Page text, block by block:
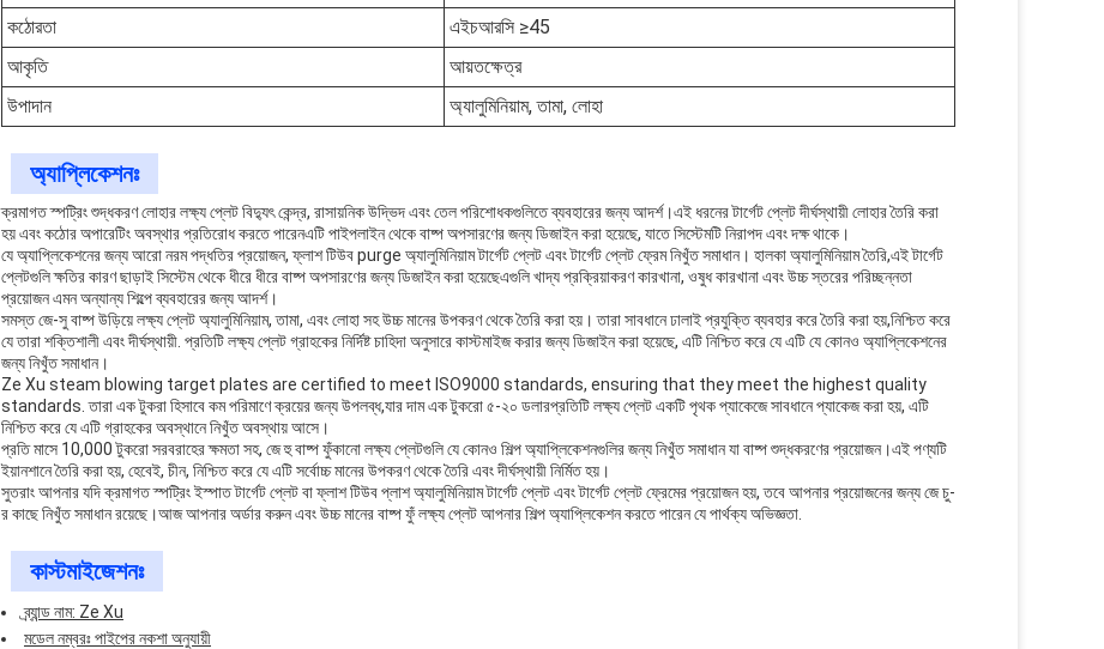
কঠোরতা
এইচআরসি ≥45
আকৃতি
আয়তক্ষেত্র
উপাদান
অ্যালুমিনিয়াম, তামা, লোহা
অ্যাপ্লিকেশনঃ
ক্রমাগত স্পট্রিং শুদ্ধকরণ লোহার লক্ষ্য প্লেট বিদ্যুৎ কেন্দ্র, রাসায়নিক উদ্ভিদ এবং তেল পরিশোধকগুলিতে ব্যবহারের জন্য আদর্শ।এই ধরনের টার্গেট প্লেট দীর্ঘস্থায়ী লোহার তৈরি করা
হয় এবং কঠোর অপারেটিং অবস্থার প্রতিরোধ করতে পারেনএটি পাইপলাইন থেকে বাষ্প অপসারণের জন্য ডিজাইন করা হয়েছে, যাতে সিস্টেমটি নিরাপদ এবং দক্ষ থাকে।
যে অ্যাপ্লিকেশনের জন্য আরো নরম পদ্ধতির প্রয়োজন, ফ্লাশ টিউব purge অ্যালুমিনিয়াম টার্গেট প্লেট এবং টার্গেট প্লেট ফ্রেম নিখুঁত সমাধান। হালকা অ্যালুমিনিয়াম তৈরি,এই টার্গেট
প্লেটগুলি ক্ষতির কারণ ছাড়াই সিস্টেম থেকে ধীরে ধীরে বাষ্প অপসারণের জন্য ডিজাইন করা হয়েছেএগুলি খাদ্য প্রক্রিয়াকরণ কারখানা, ওষুধ কারখানা এবং উচ্চ স্তরের পরিচ্ছন্নতা
প্রয়োজন এমন অন্যান্য শিল্পে ব্যবহারের জন্য আদর্শ।
সমস্ত জে-সু বাষ্প উড়িয়ে লক্ষ্য প্লেট অ্যালুমিনিয়াম, তামা, এবং লোহা সহ উচ্চ মানের উপকরণ থেকে তৈরি করা হয়। তারা সাবধানে ঢালাই প্রযুক্তি ব্যবহার করে তৈরি করা হয়,নিশ্চিত করে
যে তারা শক্তিশালী এবং দীর্ঘস্থায়ী. প্রতিটি লক্ষ্য প্লেট গ্রাহকের নির্দিষ্ট চাহিদা অনুসারে কাস্টমাইজ করার জন্য ডিজাইন করা হয়েছে, এটি নিশ্চিত করে যে এটি যে কোনও অ্যাপ্লিকেশনের
জন্য নিখুঁত সমাধান।
Ze Xu steam blowing target plates are certified to meet ISO9000 standards, ensuring that they meet the highest quality
standards. তারা এক টুকরা হিসাবে কম পরিমাণে ক্রয়ের জন্য উপলব্ধ,যার দাম এক টুকরো ৫-২০ ডলারপ্রতিটি লক্ষ্য প্লেট একটি পৃথক প্যাকেজে সাবধানে প্যাকেজ করা হয়, এটি
নিশ্চিত করে যে এটি গ্রাহকের অবস্থানে নিখুঁত অবস্থায় আসে।
প্রতি মাসে 10,000 টুকরো সরবরাহের ক্ষমতা সহ, জে হু বাষ্প ফুঁকানো লক্ষ্য প্লেটগুলি যে কোনও শিল্প অ্যাপ্লিকেশনগুলির জন্য নিখুঁত সমাধান যা বাষ্প শুদ্ধকরণের প্রয়োজন।এই পণ্যটি
ইয়ানশানে তৈরি করা হয়, হেবেই, চীন, নিশ্চিত করে যে এটি সর্বোচ্চ মানের উপকরণ থেকে তৈরি এবং দীর্ঘস্থায়ী নির্মিত হয়।
সুতরাং আপনার যদি ক্রমাগত স্পট্রিং ইস্পাত টার্গেট প্লেট বা ফ্লাশ টিউব প্লাশ অ্যালুমিনিয়াম টার্গেট প্লেট এবং টার্গেট প্লেট ফ্রেমের প্রয়োজন হয়, তবে আপনার প্রয়োজনের জন্য জে চু-
র কাছে নিখুঁত সমাধান রয়েছে।আজ আপনার অর্ডার করুন এবং উচ্চ মানের বাষ্প ফুঁ লক্ষ্য প্লেট আপনার শিল্প অ্যাপ্লিকেশন করতে পারেন যে পার্থক্য অভিজ্ঞতা.
কাস্টমাইজেশনঃ
ব্র্যান্ড নাম: Ze Xu
মডেল নম্বরঃ পাইপের নকশা অনুযায়ী